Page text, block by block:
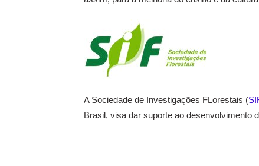
A Sociedade de Investigações FLorestais (
Brasil, visa dar suporte ao desenvolvimento